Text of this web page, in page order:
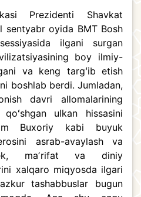
Prezidenti Shavkat
sentyabr oyida BMT Bosh
ilgani surgan
boy ilmiy-
va keng targʻib etish
boshlab berdi. Jumladan,
davri allomalarining
ulkan hissasini
Buxoriy kabi buyuk
asrab-avaylash va
maʼrifat va diniy
xalqaro miqyosda ilgari
tashabbuslar bugun